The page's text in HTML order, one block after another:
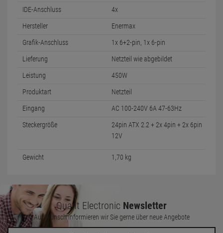
IDE-Anschluss 4x
Hersteller Enermax
Grafik-Anschluss 1x 6+2-pin, 1x 6-pin
Lieferung Netzteil wie abgebildet
Leistung 450W
Produktart Netzteil
Eingang AC 100-240V 6A 47-63Hz
Steckergröße
24pin ATX 2.2 + 2x 4pin + 2x 6pin
12V
Gewicht 1,70 kg
Quant Electronic Newsletter
Auf Wunsch informieren wir Sie gerne über neue Angebote